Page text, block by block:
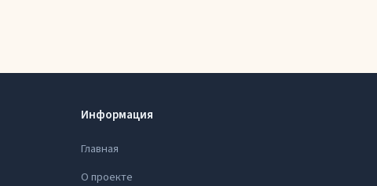
Информация
Главная
О проекте